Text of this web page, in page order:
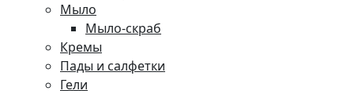
Мыло
Мыло-скраб
Кремы
Пады и салфетки
Гели